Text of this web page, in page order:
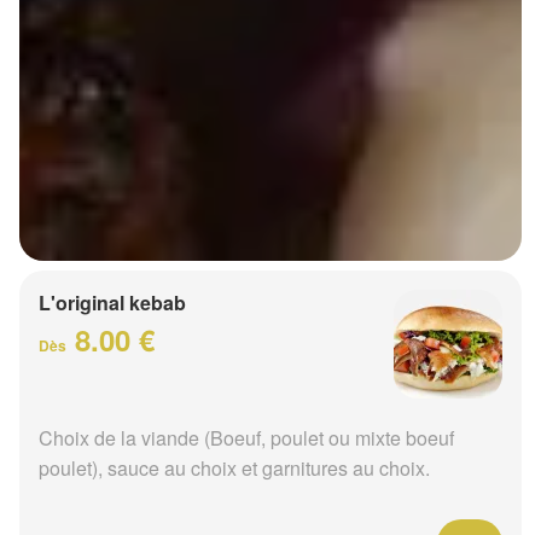
L'original kebab
Dès 8.00 €
Choix de la viande (Boeuf, poulet ou mixte boeuf
poulet), sauce au choix et garnitures au choix.